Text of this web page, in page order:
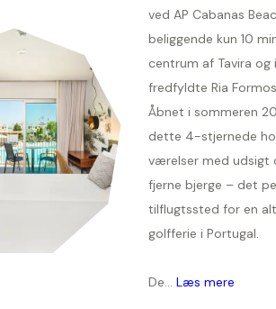
ved AP Cabanas
beliggende kun 10
centrum af Tavira og
fredfyldte Ria
Åbnet i sommeren
dette 4-stjernede
værelser med udsigt
fjerne bjerge – det
tilflugtssted for en
golfferie i Portugal.
De... Læs mere